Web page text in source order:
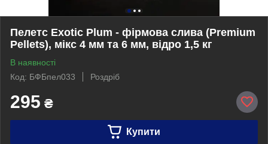
Пелетс Exotic Plum - фірмова слива (Premium
Pellets), мікс 4 мм та 6 мм, відро 1,5 кг
В наявності
Код: БФБпел033
Роздріб
295 ₴
Купити